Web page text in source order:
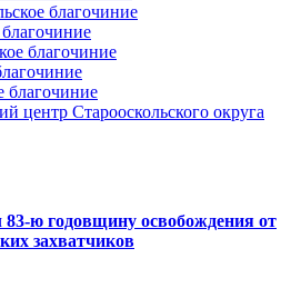
благочиние
благочиние
благочиние
центр Старооскольского округа
83-ю годовщину освобождения от
захватчиков